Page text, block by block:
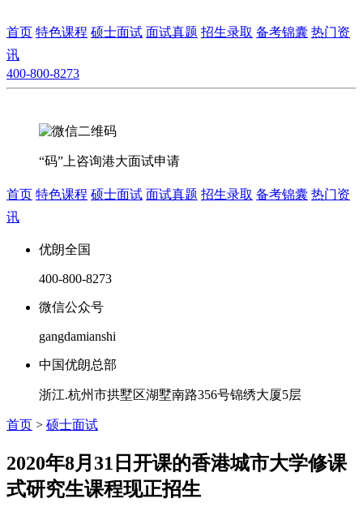
首页 特色课程 硕士面试 面试真题 招生录取 备考锦囊 热门资
讯
400-800-8273
“码”上咨询港大面试申请
首页 特色课程 硕士面试 面试真题 招生录取 备考锦囊 热门资
讯
优朗全国
400-800-8273
微信公众号
gangdamianshi
中国优朗总部
浙江.杭州市拱墅区湖墅南路356号锦绣大厦5层
首页 > 硕士面试
2020年8月31日开课的香港城市大学修课
式研究生课程现正招生